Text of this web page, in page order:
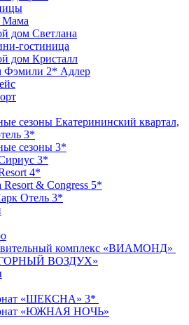
Мама
дом Светлана
гостиница
дом Кристалл
Фэмили 2* Адлер
сезоны Екатерининский квартал,
3*
сезоны 3*
3*
4*
Resort & Congress 5*
Отель 3*
комплекс «ВИАМОНД»
ВОЗДУХ»
«ШЕКСНА» 3*
«ЮЖНАЯ НОЧЬ»